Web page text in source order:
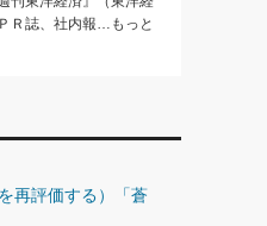
Ｒ誌、社内報…もっと
再評価する）「蒼